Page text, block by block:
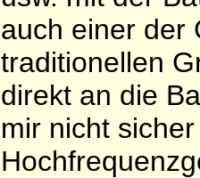
auch einer der
traditionellen
direkt an die
mir nicht